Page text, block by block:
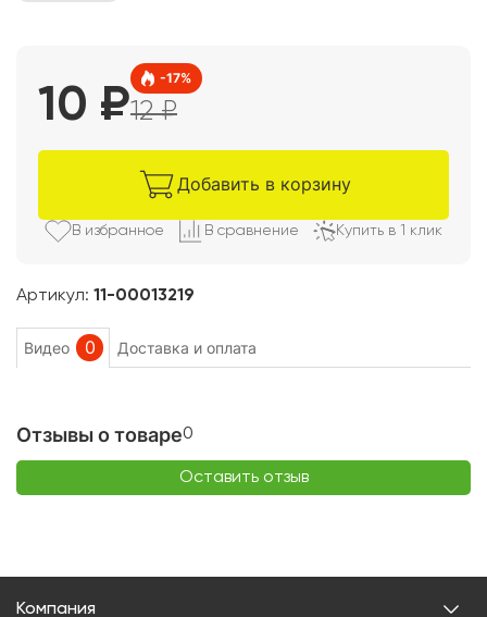
Артикул: 11-00013219
10 ₽
-17%
12₽
Добавить в корзину
В избранное В сравнение Купить в 1 клик
Видео 0 Доставка и оплата
Отзывы о товаре0
Оставить отзыв
Компания